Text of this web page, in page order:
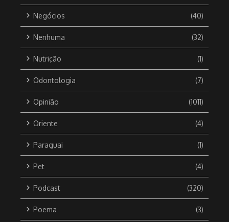
Negócios (40)
Nenhuma (32)
Nutrição (1)
Odontologia (7)
Opinião (1011)
Oriente (4)
Paraguai (1)
Pet (4)
Podcast (320)
Poema (3)